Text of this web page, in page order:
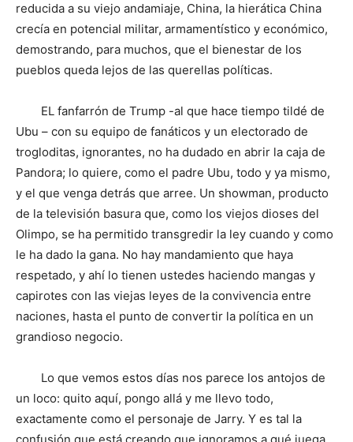
reducida a su viejo andamiaje, China, la hierática China
crecía en potencial militar, armamentístico y económico,
demostrando, para muchos, que el bienestar de los
pueblos queda lejos de las querellas políticas.
EL fanfarrón de Trump -al que hace tiempo tildé de
Ubu – con su equipo de fanáticos y un electorado de
trogloditas, ignorantes, no ha dudado en abrir la caja de
Pandora; lo quiere, como el padre Ubu, todo y ya mismo,
y el que venga detrás que arree. Un showman, producto
de la televisión basura que, como los viejos dioses del
Olimpo, se ha permitido transgredir la ley cuando y como
le ha dado la gana. No hay mandamiento que haya
respetado, y ahí lo tienen ustedes haciendo mangas y
capirotes con las viejas leyes de la convivencia entre
naciones, hasta el punto de convertir la política en un
grandioso negocio.
Lo que vemos estos días nos parece los antojos de
un loco: quito aquí, pongo allá y me llevo todo,
exactamente como el personaje de Jarry. Y es tal la